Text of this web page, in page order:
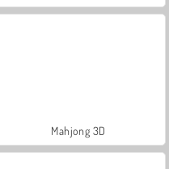
Mahjong 3D